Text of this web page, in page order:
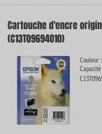
Cartouche d'encre
(C13T09694010)
Couleur